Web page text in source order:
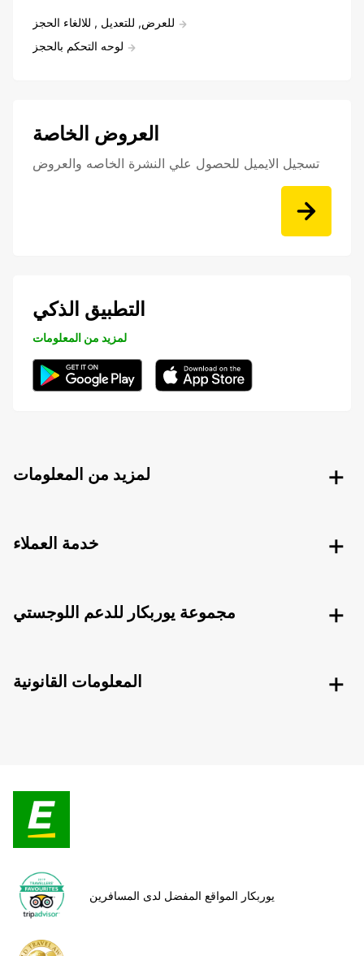
للعرض, للتعديل , للالغاء الحجز
لوحه التحكم بالحجز
العروض الخاصة
تسجيل الايميل للحصول علي النشرة الخاصه والعروض
التطبيق الذكي
لمزيد من المعلومات
لمزيد من المعلومات
خدمة العملاء
مجموعة يوربكار للدعم اللوجستي
المعلومات القانونية
يوربكار المواقع المفضل لدى المسافرين